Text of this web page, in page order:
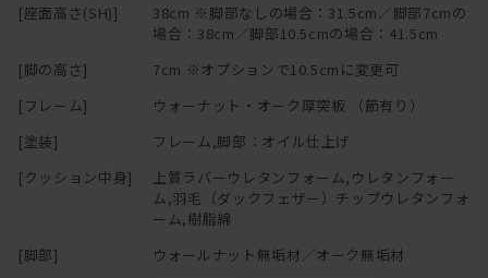
度、点検を行い気になる場合は閉め直しをお願いします。
・HIRASHIMAの商品は耐久試験を行い、独自に安全性の確認を行っ
ておりますが、ベッドやソファ、椅子などの上での飛び跳ねや踏み
の機能にそったご使用をお心がけください。
[座面高さ(SH)]
38cm ※脚部なしの場合：31.5cm／脚部7cmの
場合：38cm／脚部10.5cmの場合：41.5cm
[脚の高さ]
7cm ※オプションで10.5cmに変更可
[フレーム]
ウォーナット・オーク厚突板 （節有り）
[塗装]
フレーム,脚部：オイル仕上げ
[クッション中身]
上質ラバーウレタンフォーム,ウレタンフォー
ム,羽毛（ダックフェザー）チップウレタンフォ
ーム,樹脂綿
[脚部]
ウォールナット無垢材／オーク無垢材